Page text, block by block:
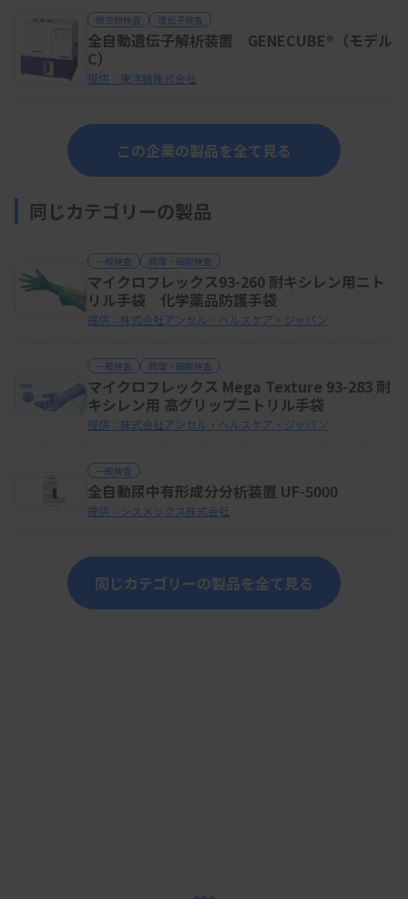
微生物検査 遺伝子検査
全自動遺伝子解析装置 GENECUBE®（モデル
C）
提供：東洋紡株式会社
この企業の製品を全て見る
同じカテゴリーの製品
一般検査 病理・細胞検査
マイクロフレックス93-260 耐キシレン用ニト
リル手袋 化学薬品防護手袋
提供：株式会社アンセル・ヘルスケア・ジャパン
一般検査 病理・細胞検査
マイクロフレックス Mega Texture 93-283 耐
キシレン用 高グリップニトリル手袋
提供：株式会社アンセル・ヘルスケア・ジャパン
一般検査
全自動尿中有形成分分析装置 UF-5000
提供：シスメックス株式会社
同じカテゴリーの製品を全て見る